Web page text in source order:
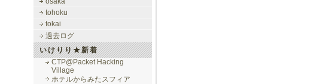
tohoku
tokai
過去ログ
いけりり★新着
CTP@Packet Hacking
Village
ホテルからみたスフィア